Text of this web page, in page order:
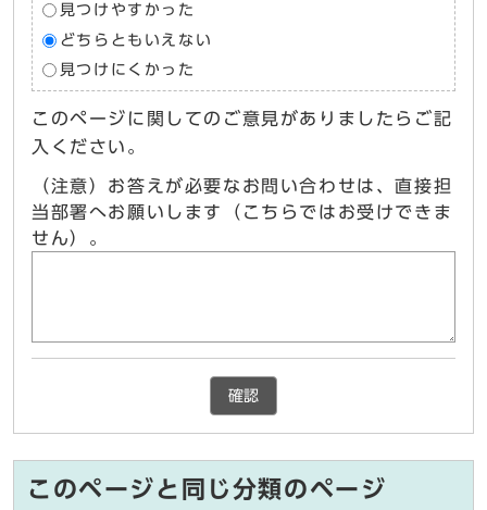
見つけやすかった
どちらともいえない
見つけにくかった
このページに関してのご意見がありましたらご記
入ください。
（注意）お答えが必要なお問い合わせは、直接担
当部署へお願いします（こちらではお受けできま
せん）。
確認
このページと同じ分類のページ